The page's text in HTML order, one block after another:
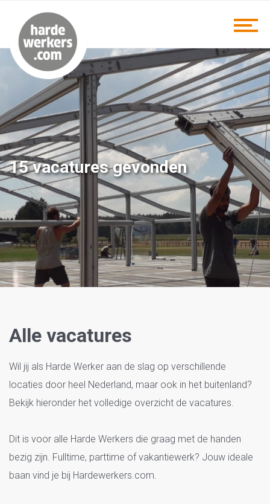
15 vacatures gevonden
Alle vacatures
Wil jij als Harde Werker aan de slag op verschillende
locaties door heel Nederland, maar ook in het buitenland?
Bekijk hieronder het volledige overzicht de vacatures.
Dit is voor alle Harde Werkers die graag met de handen
bezig zijn. Fulltime, parttime of vakantiewerk? Jouw ideale
baan vind je bij Hardewerkers.com.